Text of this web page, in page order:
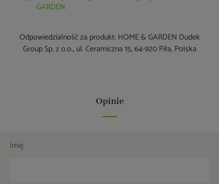
GARDEN
Odpowiedzialność za produkt: HOME & GARDEN Dudek
Group Sp. z o.o., ul. Ceramiczna 15, 64-920 Piła, Polska
Opinie
Imię